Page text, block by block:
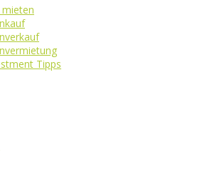
Tipps